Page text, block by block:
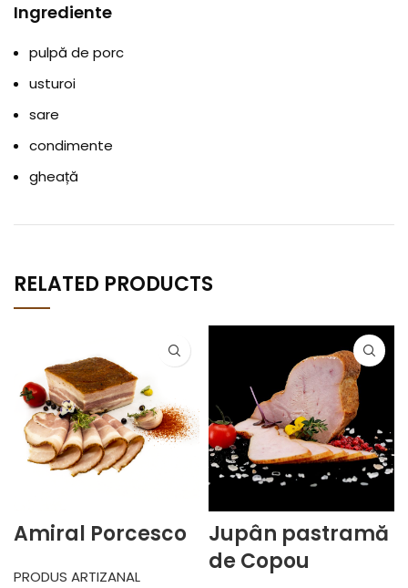
Ingrediente
pulpă de porc
usturoi
sare
condimente
gheață
RELATED PRODUCTS
Amiral Porcesco
PRODUS ARTIZANAL
Jupân pastramă
de Copou